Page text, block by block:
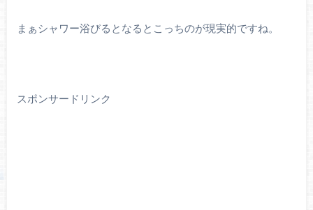
まぁシャワー浴びるとなるとこっちのが現実的ですね。
スポンサードリンク